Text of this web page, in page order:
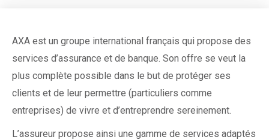
AXA est un groupe international français qui propose des
services d’assurance et de banque. Son offre se veut la
plus complète possible dans le but de protéger ses
clients et de leur permettre (particuliers comme
entreprises) de vivre et d’entreprendre sereinement.
L’assureur propose ainsi une gamme de services adaptés